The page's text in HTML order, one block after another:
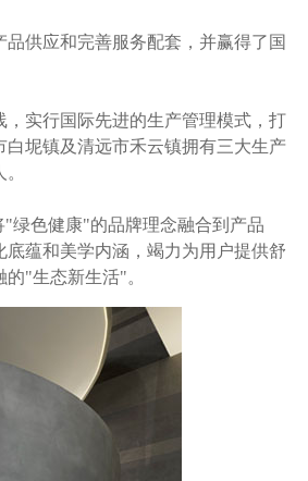
供应和完善服务配套，并赢得了国
实行国际先进的生产管理模式，打
坭镇及清远市禾云镇拥有三大生产
绿色健康"的品牌理念融合到产品
蕴和美学内涵，竭力为用户提供舒
"生态新生活"。